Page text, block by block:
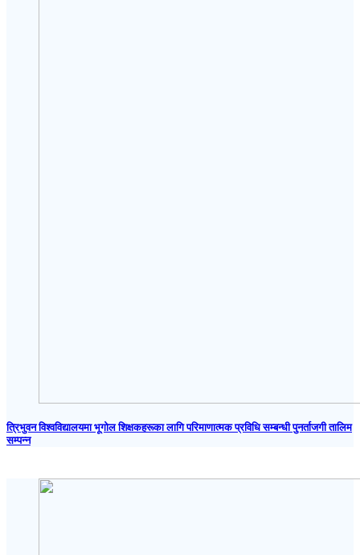
त्रिभुवन विश्वविद्यालयमा भूगोल शिक्षकहरूका लागि परिमाणात्मक प्रविधि सम्बन्धी पुनर्ताजगी तालिम
सम्पन्न